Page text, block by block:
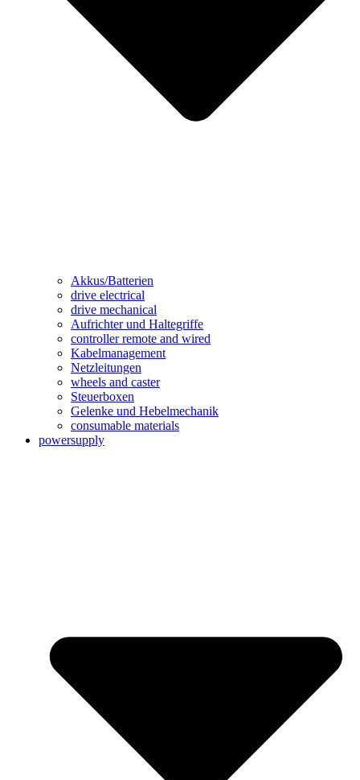
Akkus/Batterien
drive electrical
drive mechanical
Aufrichter und Haltegriffe
controller remote and wired
Kabelmanagement
Netzleitungen
wheels and caster
Steuerboxen
Gelenke und Hebelmechanik
consumable materials
powersupply